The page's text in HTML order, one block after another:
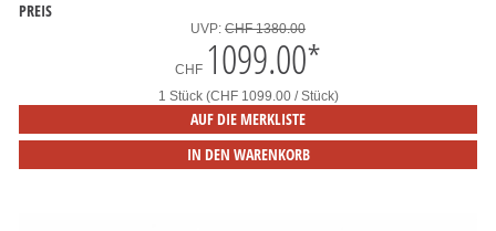
PREIS
UVP: CHF 1380.00
CHF 1099.00*
1 Stück (CHF 1099.00 / Stück)
AUF DIE MERKLISTE
IN DEN WARENKORB